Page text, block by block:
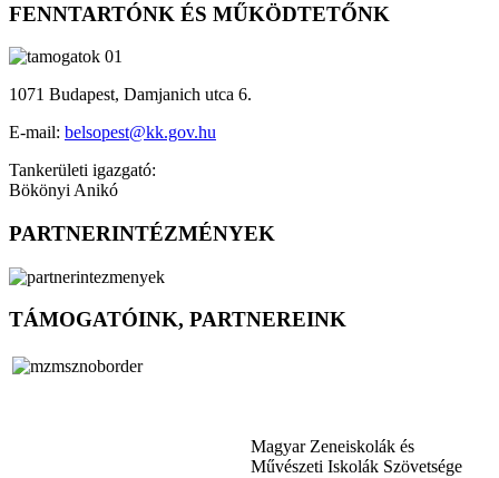
FENNTARTÓNK ÉS MŰKÖDTETŐNK
1071 Budapest, Damjanich utca 6.
E-mail: belsopest@kk.gov.hu
Tankerületi igazgató:
Bökönyi Anikó
PARTNERINTÉZMÉNYEK
TÁMOGATÓINK, PARTNEREINK
Magyar Zeneiskolák és
Művészeti Iskolák Szövetsége